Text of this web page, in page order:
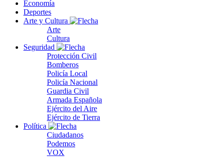
Economía
Deportes
Arte y Cultura
Arte
Cultura
Seguridad
Protección Civil
Bomberos
Policía Local
Policía Nacional
Guardia Civil
Armada Española
Ejército del Aire
Ejército de Tierra
Política
Ciudadanos
Podemos
VOX